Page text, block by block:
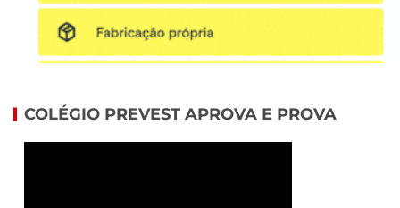
COLÉGIO PREVEST APROVA E PROVA